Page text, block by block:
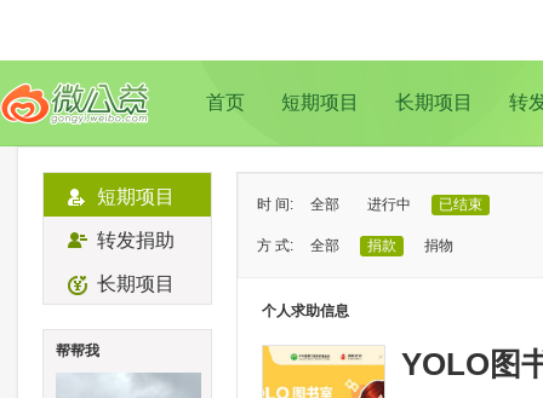
首页 短期项目 长期项目 转
短期项目
转发捐助
长期项目
帮帮我
时 间: 全部 进行中 已结束
方 式: 全部 捐款 捐物
地 域: 全部 北京 上海 广州 成
个人求助信息
YOLO图